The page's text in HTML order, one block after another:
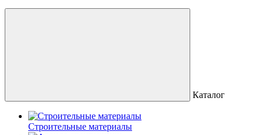
Каталог
Строительные материалы